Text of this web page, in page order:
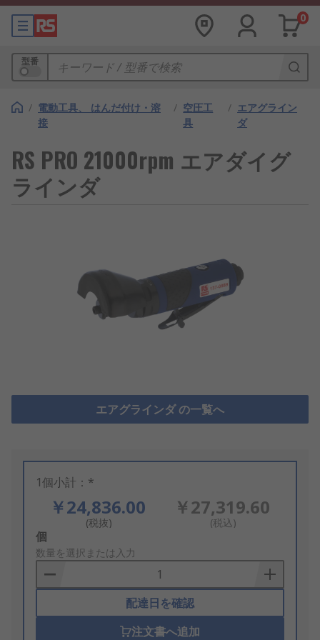
0
型番
/ 電動工具、 はんだ付け・溶
接
/ 空圧工
具
/ エアグライン
ダ
RS PRO 21000rpm エアダイグ
ラインダ
エアグラインダ の一覧へ
1個小計：*
￥24,836.00
(税抜)
￥27,319.60
(税込)
Add
to
Basket
個
数量を選択または入力
配達日を確認
注文書へ追加